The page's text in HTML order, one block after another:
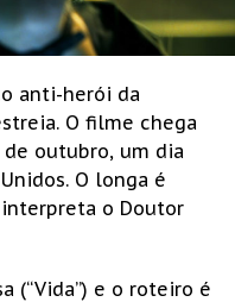
anti-herói da
O filme chega
outubro, um dia
O longa é
o Doutor
(“Vida”) e o roteiro é